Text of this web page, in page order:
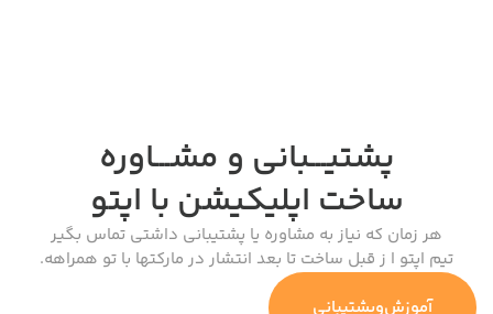
پشتیـــبانی و مشـــاوره
ساخت اپلیکیشن با اپتو
هر زمان که نیاز به مشاوره یا پشتیبانی داشتی تماس بگیر
تیم اپتو ا ز قبل ساخت تا بعد انتشار در مارکتها با تو همراهه.
آموزش‌وپشتیبانی